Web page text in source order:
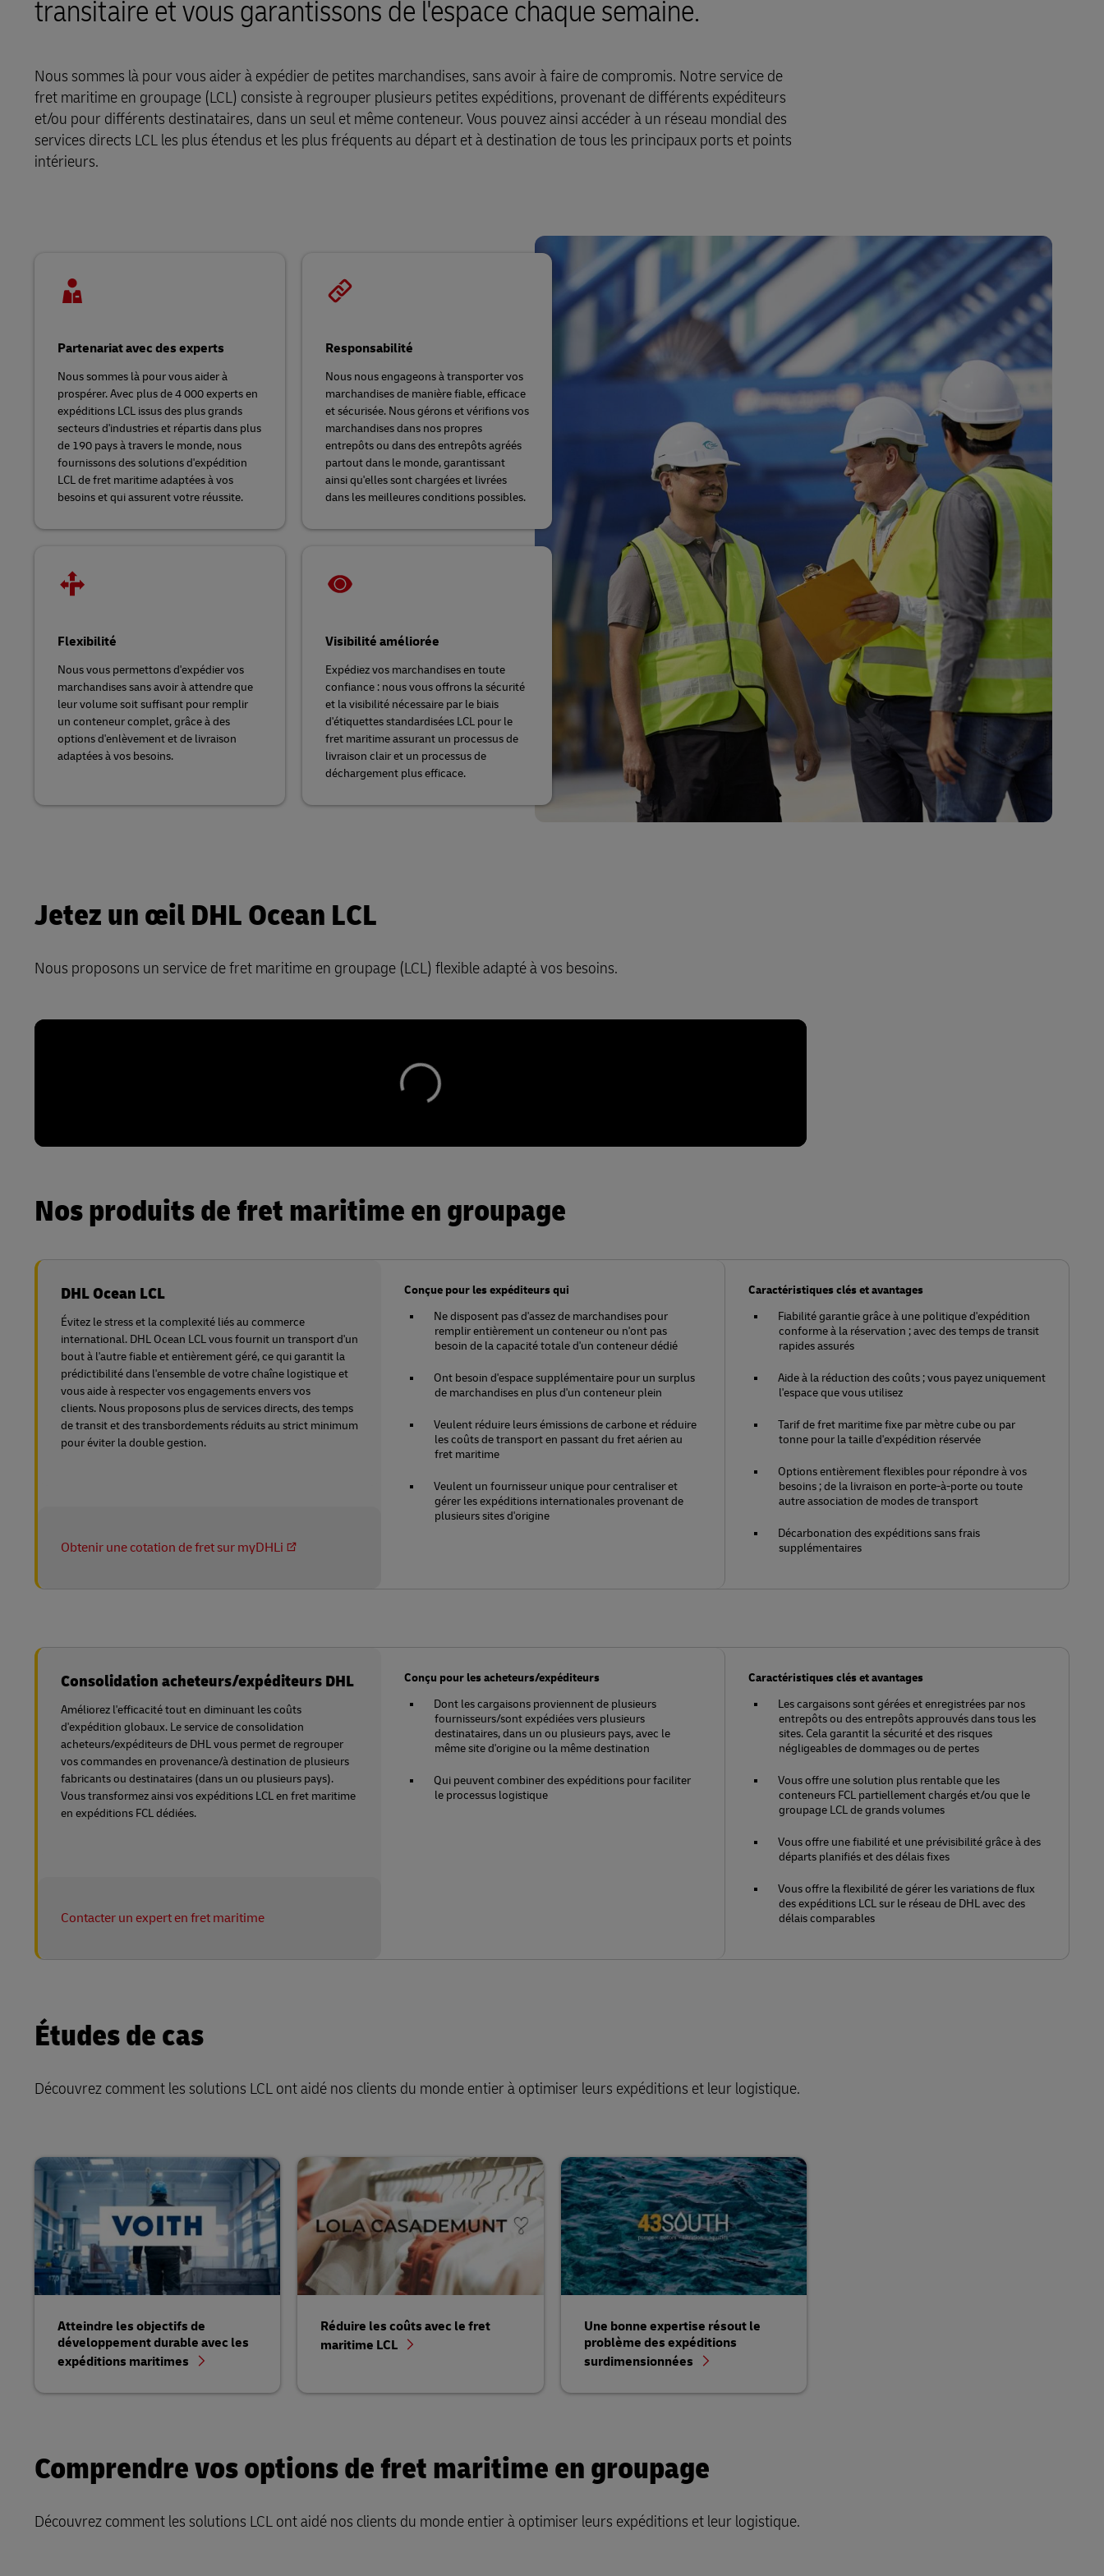
En savoir plus sur les portails
transitaire et vous garantissons de l'espace chaque semaine.
Nous sommes là pour vous aider à expédier de petites marchandises, sans avoir à faire de compromis. Notre service de
fret maritime en groupage (LCL) consiste à regrouper plusieurs petites expéditions, provenant de différents expéditeurs
et/ou pour différents destinataires, dans un seul et même conteneur. Vous pouvez ainsi accéder à un réseau mondial des
services directs LCL les plus étendus et les plus fréquents au départ et à destination de tous les principaux ports et points
intérieurs.
Partenariat avec des experts
Nous sommes là pour vous aider à
prospérer. Avec plus de 4 000 experts en
expéditions LCL issus des plus grands
secteurs d'industries et répartis dans plus
de 190 pays à travers le monde, nous
fournissons des solutions d'expédition
LCL de fret maritime adaptées à vos
besoins et qui assurent votre réussite.
Responsabilité
Nous nous engageons à transporter vos
marchandises de manière fiable, efficace
et sécurisée. Nous gérons et vérifions vos
marchandises dans nos propres
entrepôts ou dans des entrepôts agréés
partout dans le monde, garantissant
ainsi qu'elles sont chargées et livrées
dans les meilleures conditions possibles.
Flexibilité
Nous vous permettons d'expédier vos
marchandises sans avoir à attendre que
leur volume soit suffisant pour remplir
un conteneur complet, grâce à des
options d'enlèvement et de livraison
adaptées à vos besoins.
Visibilité améliorée
Expédiez vos marchandises en toute
confiance : nous vous offrons la sécurité
et la visibilité nécessaire par le biais
d'étiquettes standardisées LCL pour le
fret maritime assurant un processus de
livraison clair et un processus de
déchargement plus efficace.
Jetez un œil DHL Ocean LCL
Nous proposons un service de fret maritime en groupage (LCL) flexible adapté à vos besoins.
Nos produits de fret maritime en groupage
DHL Ocean LCL
Évitez le stress et la complexité liés au commerce
international. DHL Ocean LCL vous fournit un transport d'un
bout à l'autre fiable et entièrement géré, ce qui garantit la
prédictibilité dans l'ensemble de votre chaîne logistique et
vous aide à respecter vos engagements envers vos
clients. Nous proposons plus de services directs, des temps
de transit et des transbordements réduits au strict minimum
pour éviter la double gestion.
Obtenir une cotation de fret sur myDHLi
Conçue pour les expéditeurs qui
Ne disposent pas d'assez de marchandises pour
remplir entièrement un conteneur ou n'ont pas
besoin de la capacité totale d'un conteneur dédié
Ont besoin d'espace supplémentaire pour un surplus
de marchandises en plus d'un conteneur plein
Veulent réduire leurs émissions de carbone et réduire
les coûts de transport en passant du fret aérien au
fret maritime
Veulent un fournisseur unique pour centraliser et
gérer les expéditions internationales provenant de
plusieurs sites d'origine
Caractéristiques clés et avantages
Fiabilité garantie grâce à une politique d'expédition
conforme à la réservation ; avec des temps de transit
rapides assurés
Aide à la réduction des coûts ; vous payez uniquement
l'espace que vous utilisez
Tarif de fret maritime fixe par mètre cube ou par
tonne pour la taille d'expédition réservée
Options entièrement flexibles pour répondre à vos
besoins ; de la livraison en porte-à-porte ou toute
autre association de modes de transport
Décarbonation des expéditions sans frais
supplémentaires
Consolidation acheteurs/expéditeurs DHL
Améliorez l'efficacité tout en diminuant les coûts
d'expédition globaux. Le service de consolidation
acheteurs/expéditeurs de DHL vous permet de regrouper
vos commandes en provenance/à destination de plusieurs
fabricants ou destinataires (dans un ou plusieurs pays).
Vous transformez ainsi vos expéditions LCL en fret maritime
en expéditions FCL dédiées.
Contacter un expert en fret maritime
Conçu pour les acheteurs/expéditeurs
Dont les cargaisons proviennent de plusieurs
fournisseurs/sont expédiées vers plusieurs
destinataires, dans un ou plusieurs pays, avec le
même site d'origine ou la même destination
Qui peuvent combiner des expéditions pour faciliter
le processus logistique
Caractéristiques clés et avantages
Les cargaisons sont gérées et enregistrées par nos
entrepôts ou des entrepôts approuvés dans tous les
sites. Cela garantit la sécurité et des risques
négligeables de dommages ou de pertes
Vous offre une solution plus rentable que les
conteneurs FCL partiellement chargés et/ou que le
groupage LCL de grands volumes
Vous offre une fiabilité et une prévisibilité grâce à des
départs planifiés et des délais fixes
Vous offre la flexibilité de gérer les variations de flux
des expéditions LCL sur le réseau de DHL avec des
délais comparables
Études de cas
Découvrez comment les solutions LCL ont aidé nos clients du monde entier à optimiser leurs expéditions et leur logistique.
Atteindre les objectifs de
développement durable avec les
expéditions maritimes
Réduire les coûts avec le fret
maritime LCL
Une bonne expertise résout le
problème des expéditions
surdimensionnées
Comprendre vos options de fret maritime en groupage
Découvrez comment les solutions LCL ont aidé nos clients du monde entier à optimiser leurs expéditions et leur logistique.